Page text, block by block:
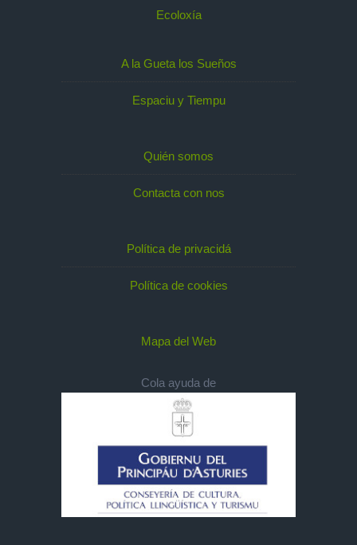
Ecoloxía
A la Gueta los Sueños
Espaciu y Tiempu
Quién somos
Contacta con nos
Política de privacidá
Política de cookies
Mapa del Web
Cola ayuda de